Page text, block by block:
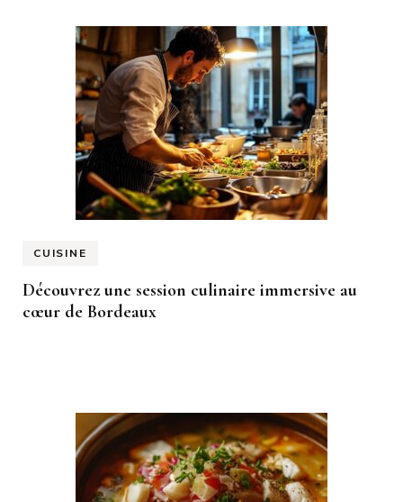
CUISINE
Découvrez une session culinaire immersive au
cœur de Bordeaux